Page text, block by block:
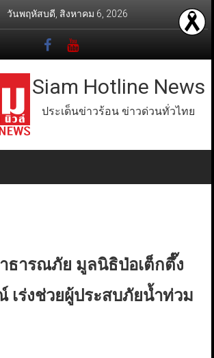
วันพฤหัสบดี, สิงหาคม 6, 2026
Siam Hotline News
ประเด็นข่าวร้อน ข่าวด่วนทั่วไทย
ธารณภัย มูลนิธิป่อเต็กตึ๊ง
เร่งช่วยผู้ประสบภัยน้ำท่วม